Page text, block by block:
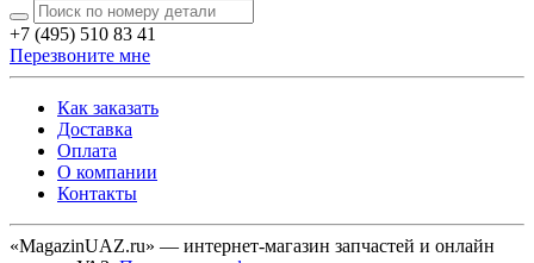
+7 (495) 510 83 41
Перезвоните мне
Как заказать
Доставка
Оплата
О компании
Контакты
«MagazinUAZ.ru» — интернет-магазин запчастей и онлайн